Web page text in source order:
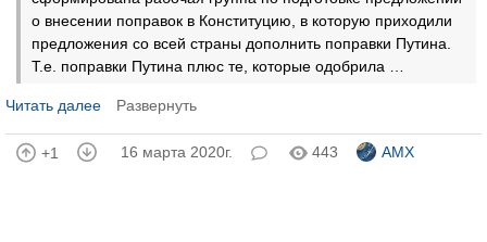
о внесении поправок в Конституцию, в которую приходили
предложения со всей страны дополнить поправки Путина.
Т.е. поправки Путина плюс те, которые одобрила …
Читать далее Развернуть
+1 16 марта 2020г. 443 AMX